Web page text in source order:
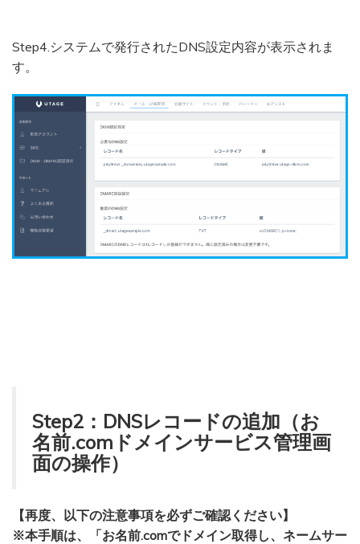
Step4.システムで発行されたDNS設定内容が表示されま
す。
Step2：DNSレコードの追加（お
名前.comドメインサービス管理画
面の操作）
【再度、以下の注意事項を必ずご確認ください】
※本手順は、「お名前.comでドメイン取得し、ネームサー